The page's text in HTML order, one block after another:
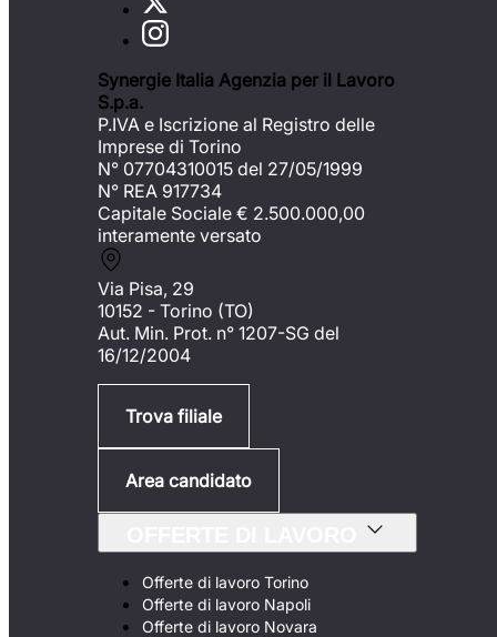
Synergie Italia Agenzia per il Lavoro
S.p.a.
P.IVA e Iscrizione al Registro delle
Imprese di Torino
N° 07704310015 del 27/05/1999
N° REA 917734
Capitale Sociale € 2.500.000,00
interamente versato
Via Pisa, 29
10152 - Torino (TO)
Aut. Min. Prot. n° 1207-SG del
16/12/2004
Trova filiale
Area candidato
Offerte di lavoro Torino
Offerte di lavoro Napoli
Offerte di lavoro Novara